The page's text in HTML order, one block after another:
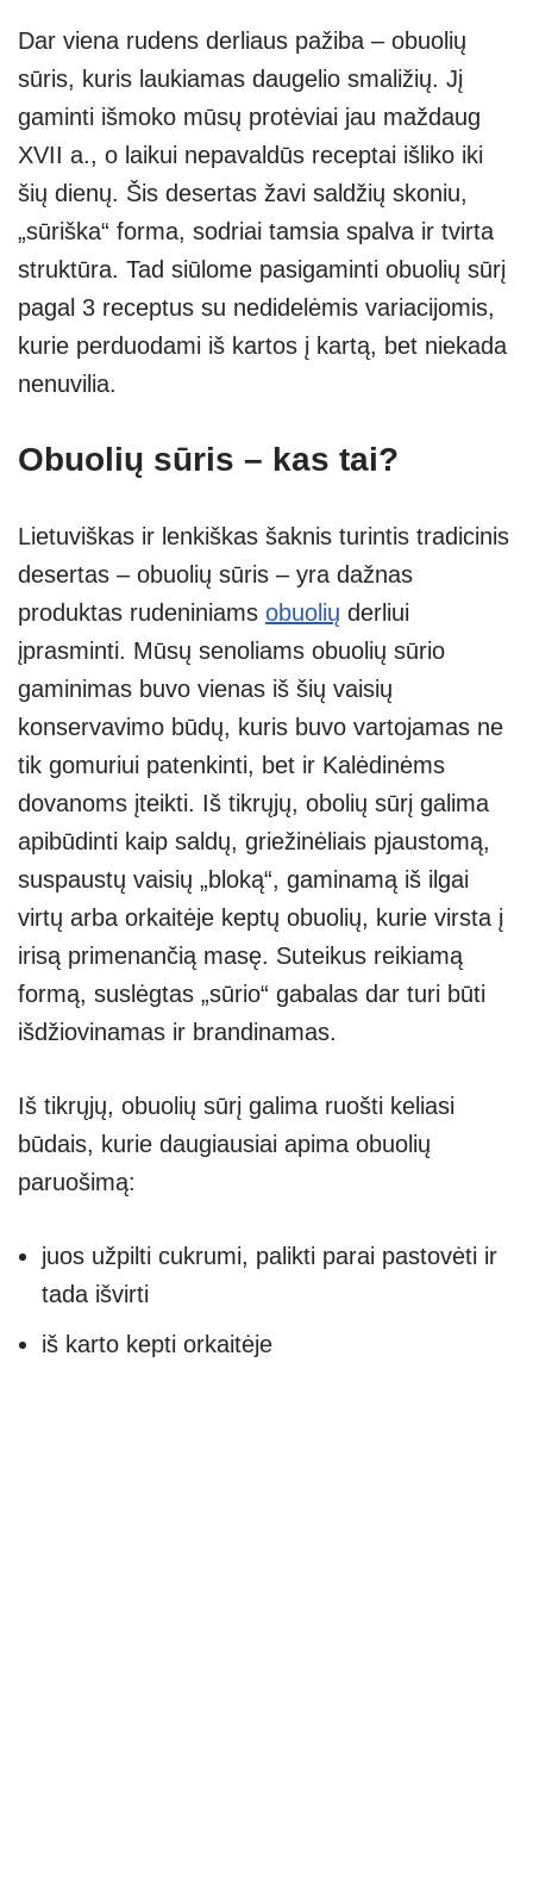
at
s
A
p
p
p
e
e
gr
a
m
er ss
e
n
g
er
ar
e
Dar viena rudens derliaus pažiba – obuolių
sūris, kuris laukiamas daugelio smaližių. Jį
gaminti išmoko mūsų protėviai jau maždaug
XVII a., o laikui nepavaldūs receptai išliko iki
šių dienų. Šis desertas žavi saldžių skoniu,
„sūriška“ forma, sodriai tamsia spalva ir tvirta
struktūra. Tad siūlome pasigaminti obuolių sūrį
pagal 3 receptus su nedidelėmis variacijomis,
kurie perduodami iš kartos į kartą, bet niekada
nenuvilia.
Obuolių sūris – kas tai?
Lietuviškas ir lenkiškas šaknis turintis tradicinis
desertas – obuolių sūris – yra dažnas
produktas rudeniniams obuolių derliui
įprasminti. Mūsų senoliams obuolių sūrio
gaminimas buvo vienas iš šių vaisių
konservavimo būdų, kuris buvo vartojamas ne
tik gomuriui patenkinti, bet ir Kalėdinėms
dovanoms įteikti. Iš tikrųjų, obolių sūrį galima
apibūdinti kaip saldų, griežinėliais pjaustomą,
suspaustų vaisių „bloką“, gaminamą iš ilgai
virtų arba orkaitėje keptų obuolių, kurie virsta į
irisą primenančią masę. Suteikus reikiamą
formą, suslėgtas „sūrio“ gabalas dar turi būti
išdžiovinamas ir brandinamas.
Iš tikrųjų, obuolių sūrį galima ruošti keliasi
būdais, kurie daugiausiai apima obuolių
paruošimą:
juos užpilti cukrumi, palikti parai pastovėti ir
tada išvirti
iš karto kepti orkaitėje